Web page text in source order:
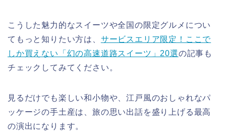
こうした魅力的なスイーツや全国の限定グルメについ
てもっと知りたい方は、 サービスエリア限定！ここで
しか買えない「幻の高速道路スイーツ」20選の記事も
チェックしてみてください。
見るだけでも楽しい和小物や、江戸風のおしゃれなパ
ッケージの手土産は、旅の思い出話を盛り上げる最高
の演出になります。